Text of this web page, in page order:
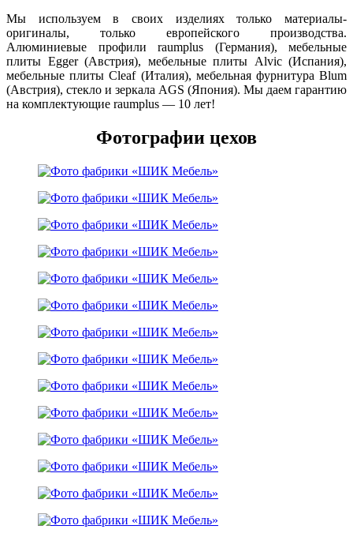
Мы используем в своих изделиях только материалы-
оригиналы, только европейского производства.
Алюминиевые профили raumplus (Германия), мебельные
плиты Egger (Австрия), мебельные плиты Alvic (Испания),
мебельные плиты Cleaf (Италия), мебельная фурнитура Blum
(Австрия), стекло и зеркала AGS (Япония). Мы даем гарантию
на комплектующие raumplus — 10 лет!
Фотографии цехов